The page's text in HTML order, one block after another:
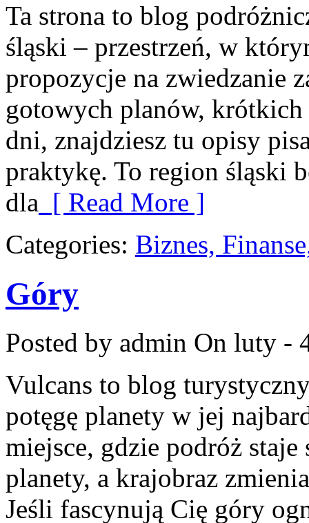
Ta strona to blog
śląski – przestrzeń, w
propozycje na zwiedzanie
gotowych planów,
dni, znajdziesz tu opisy
praktykę. To region śląski
dla [ Read More ]
Categories: Biznes,
Góry
Posted by admin On luty -
Vulcans to blog
potęgę planety w jej
miejsce, gdzie podróż
planety, a krajobraz
Jeśli fascynują Cię góry